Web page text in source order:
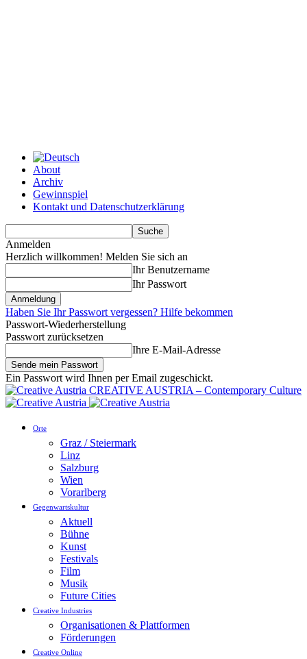
About
Archiv
Gewinnspiel
Kontakt und Datenschutzerklärung
Anmelden
Herzlich willkommen! Melden Sie sich an
Ihr Benutzername
Ihr Passwort
Haben Sie Ihr Passwort vergessen? Hilfe bekommen
Passwort-Wiederherstellung
Passwort zurücksetzen
Ihre E-Mail-Adresse
Ein Passwort wird Ihnen per Email zugeschickt.
CREATIVE AUSTRIA – Contemporary Culture
Orte
Graz / Steiermark
Linz
Salzburg
Wien
Vorarlberg
Gegenwartskultur
Aktuell
Bühne
Kunst
Festivals
Film
Musik
Future Cities
Creative Industries
Organisationen & Plattformen
Förderungen
Creative Online